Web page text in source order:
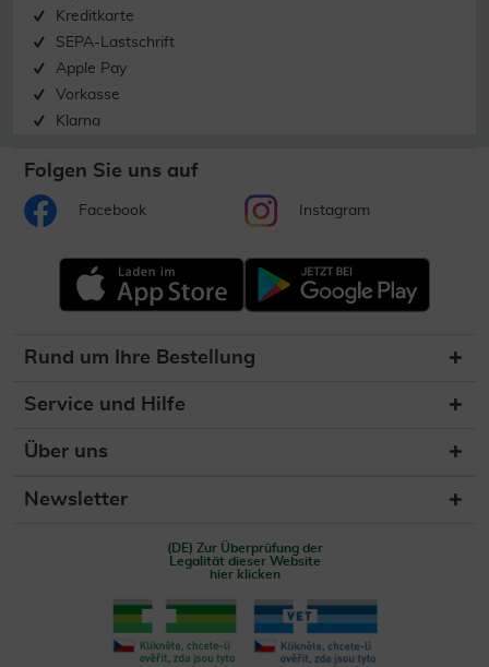
Kreditkarte
SEPA-Lastschrift
Apple Pay
Vorkasse
Klarna
Folgen Sie uns auf
Facebook Instagram
Rund um Ihre Bestellung
Service und Hilfe
Über uns
Newsletter
(DE) Zur Überprüfung der
Legalität dieser Website
hier klicken